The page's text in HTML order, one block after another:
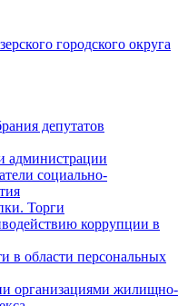
городского округа
депутатов
администрации
социально-
Торги
коррупции в
в области персональных
организациями жилищно-